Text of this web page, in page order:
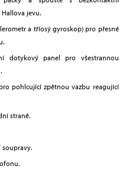
jevu.
a tříosý gyroskop) pro přesné
dotykový panel pro všestrannou
pohlcující zpětnou vazbu reagující
straně.